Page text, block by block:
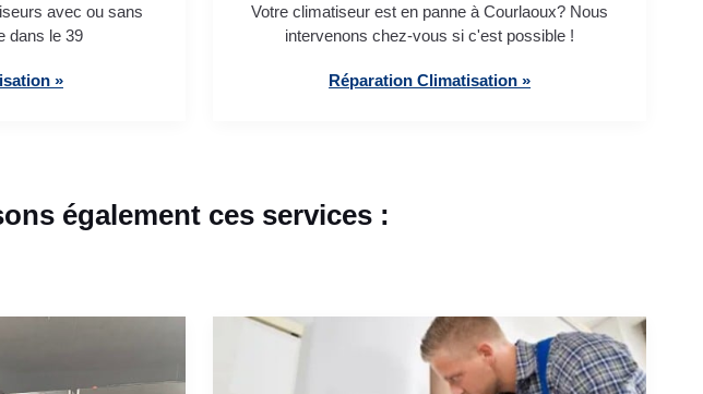
avec ou sans
dans le 39
»
Votre climatiseur est en panne à Courlaoux? Nous
intervenons chez-vous si c'est possible !
Réparation Climatisation »
également ces services :